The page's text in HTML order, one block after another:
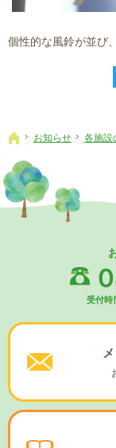
個性的な風鈴が並び
ホーム
お知らせ 各施設
受付